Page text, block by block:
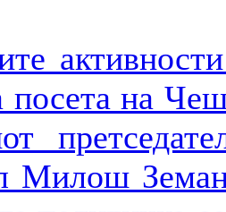
посета на
Милош